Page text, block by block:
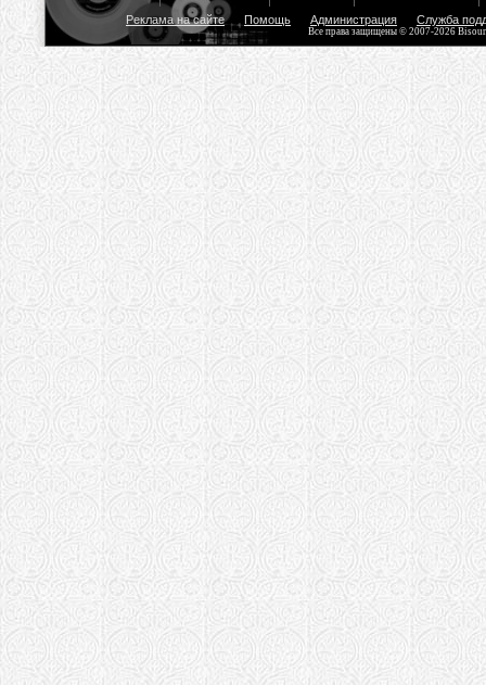
Реклама на сайте Помощь Администрация Служба
Все права защищены © 2007-2026